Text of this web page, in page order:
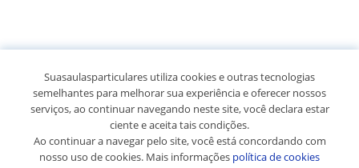
305826opiniões de alunos
© 2007 - 2026 Suas aulas particulares
Suasaulasparticulares utiliza cookies e outras tecnologias
semelhantes para melhorar sua experiência e oferecer nossos
serviços, ao continuar navegando neste site, você declara estar
ciente e aceita tais condições.
Ao continuar a navegar pelo site, você está concordando com
nosso uso de cookies. Mais informações política de cookies